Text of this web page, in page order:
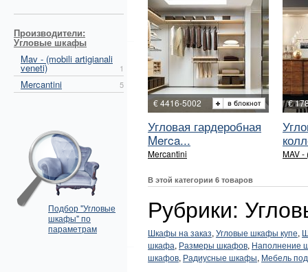
Производители:
Угловые шкафы
Mav - (mobili artigianali
veneti) 1
Mercantini 5
Подбор "Угловые
шкафы" по
параметрам
€ 4416-5002
Угловая гардеробная
Merca...
Mercantini
€
MAV -
В этой категории 6 товаров
Рубрики:
Шкафы на заказ, Угловые шкафы купе,
шкафа, Размеры шкафов, Наполнение
шкафов, Радиусные шкафы, Мебель